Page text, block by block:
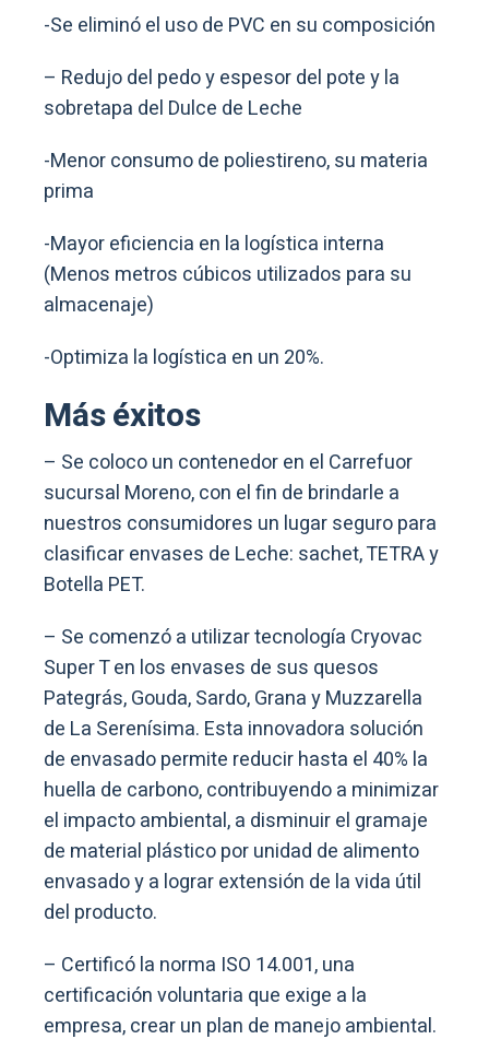
-Se eliminó el uso de PVC en su composición ​
– Redujo del pedo y espesor del pote y la
sobretapa del Dulce de Leche ​
-Menor consumo de poliestireno, su materia
prima​
-Mayor eficiencia en la logística interna
(Menos metros cúbicos utilizados para su
almacenaje) ​
-Optimiza la logística en un 20%​.
Más éxitos
– Se coloco un contenedor en el Carrefuor
sucursal Moreno, con el fin de brindarle a
nuestros consumidores un lugar seguro para
clasificar envases de Leche: sachet, TETRA y
Botella PET.
– Se comenzó a utilizar tecnología Cryovac
Super T en los envases de sus quesos
Pategrás, Gouda, Sardo, Grana y Muzzarella
de La Serenísima. Esta innovadora solución
de envasado permite reducir hasta el 40% la
huella de carbono, contribuyendo a minimizar
el impacto ambiental, a disminuir el gramaje
de material plástico por unidad de alimento
envasado y a lograr extensión de la vida útil
del producto.
– Certificó la norma ISO 14.001, una
certificación voluntaria que exige a la
empresa, crear un plan de manejo ambiental.